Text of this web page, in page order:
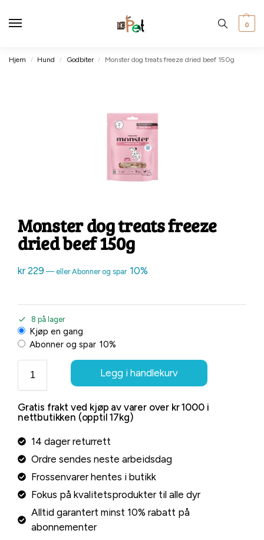
0
Hjem / Hund / Godbiter / Monster dog treats freeze dried beef 150g
Monster dog treats freeze
dried beef 150g
kr229 — eller Abonner og spar 10%
8 på lager
Kjøp en gang
Abonner og spar 10%
Legg i handlekurv
Gratis frakt ved kjøp av varer over kr 1000 i
nettbutikken (opptil 17kg)
14 dager returrett
Ordre sendes neste arbeidsdag
Frossenvarer hentes i butikk
Fokus på kvalitetsprodukter til alle dyr
Alltid garantert minst 10% rabatt på
abonnementer